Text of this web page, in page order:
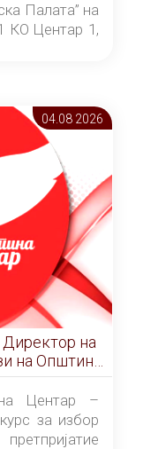
Палата” на
КО Центар 1,
од 3
на
04.08 2026
Центар –
за избор